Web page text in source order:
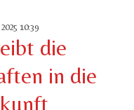
10:39
die
in die